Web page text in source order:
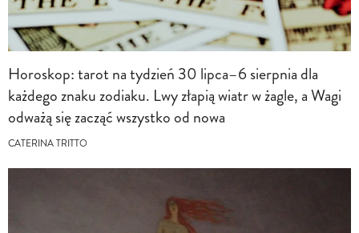
Horoskop: tarot na tydzień 30 lipca–6 sierpnia dla
każdego znaku zodiaku. Lwy złapią wiatr w żagle, a Wagi
odważą się zacząć wszystko od nowa
CATERINA TRITTO